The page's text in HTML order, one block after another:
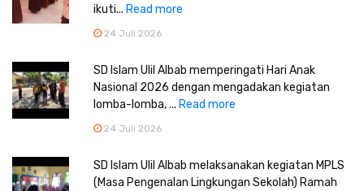
ikuti... Read more
24 Juli 2026
SD Islam Ulil Albab memperingati Hari Anak
Nasional 2026 dengan mengadakan kegiatan
lomba-lomba, ... Read more
24 Juli 2026
SD Islam Ulil Albab melaksanakan kegiatan MPLS
(Masa Pengenalan Lingkungan Sekolah) Ramah